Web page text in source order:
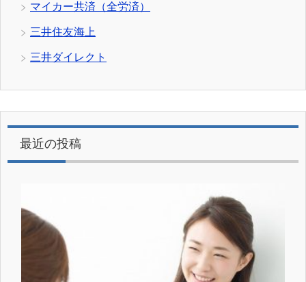
マイカー共済（全労済）
三井住友海上
三井ダイレクト
最近の投稿